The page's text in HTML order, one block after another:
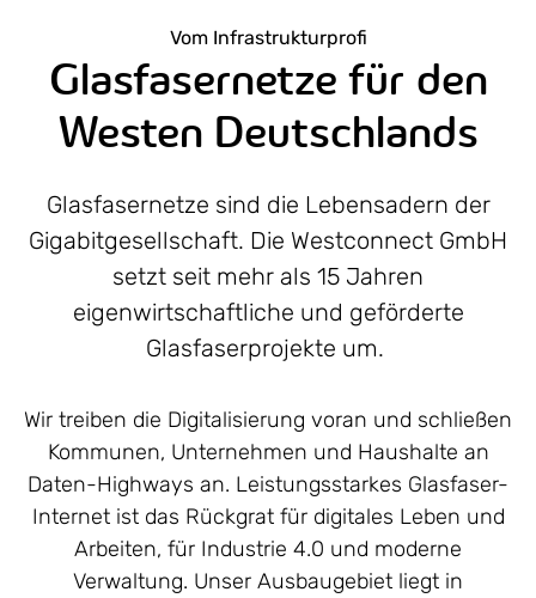
Vom Infrastrukturprofi
Glasfasernetze für den
Westen Deutschlands
Glasfasernetze sind die Lebensadern der
Gigabitgesellschaft. Die Westconnect GmbH
setzt seit mehr als 15 Jahren
eigenwirtschaftliche und geförderte
Glasfaserprojekte um.
Wir treiben die Digitalisierung voran und schließen
Kommunen, Unternehmen und Haushalte an
Daten-Highways an. Leistungsstarkes Glasfaser-
Internet ist das Rückgrat für digitales Leben und
Arbeiten, für Industrie 4.0 und moderne
Verwaltung. Unser Ausbaugebiet liegt in